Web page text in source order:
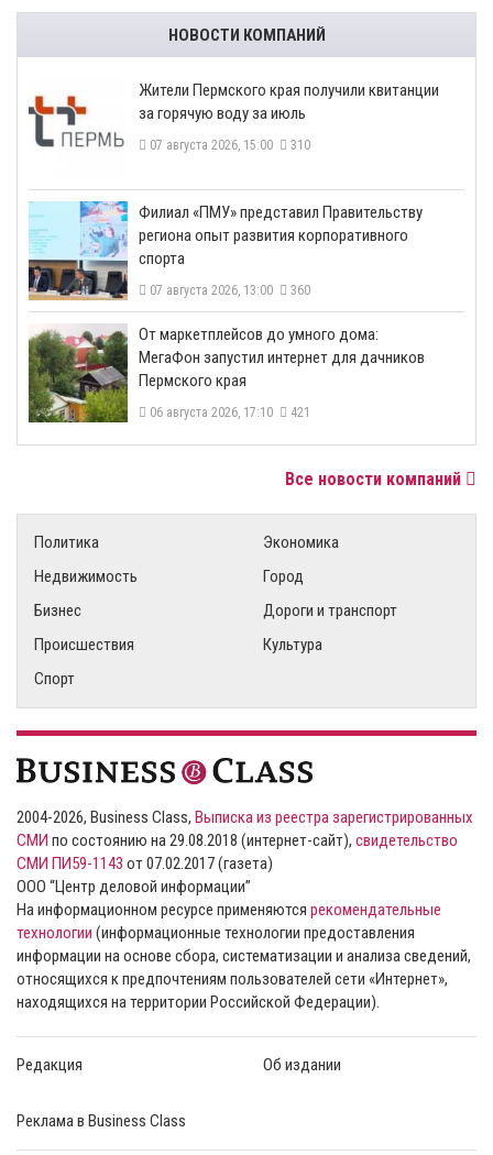
НОВОСТИ КОМПАНИЙ
​Жители Пермского края получили квитанции
за горячую воду за июль
07 августа 2026, 15:00 310
​Филиал «ПМУ» представил Правительству
региона опыт развития корпоративного
спорта
07 августа 2026, 13:00 360
От маркетплейсов до умного дома:
МегаФон запустил интернет для дачников
Пермского края
06 августа 2026, 17:10 421
Все новости компаний
Политика
Экономика
Недвижимость
Город
Бизнес
Дороги и транспорт
Происшествия
Культура
Спорт
2004-2026, Business Class, Выписка из реестра зарегистрированных
СМИ по состоянию на 29.08.2018 (интернет-сайт), свидетельство
СМИ ПИ59-1143 от 07.02.2017 (газета)
ООО “Центр деловой информации”
На информационном ресурсе применяются рекомендательные
технологии (информационные технологии предоставления
информации на основе сбора, систематизации и анализа сведений,
относящихся к предпочтениям пользователей сети «Интернет»,
находящихся на территории Российской Федерации).
Редакция Об издании
Реклама в Business Class